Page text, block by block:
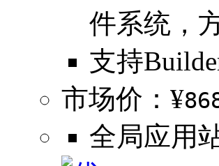
件系统，
支持
市场价：¥
全局应用